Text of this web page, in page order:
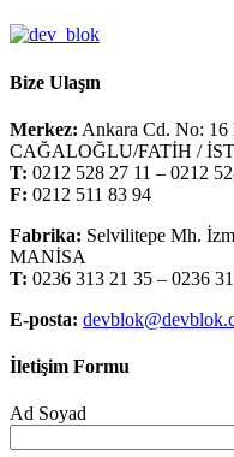
Bize Ulaşın
Merkez: Ankara Cd. No: 16
CAĞALOĞLU/FATİH /
T: 0212 528 27 11 – 0212
F: 0212 511 83 94
Fabrika: Selvilitepe Mh.
MANİSA
T: 0236 313 21 35 – 0236
E-posta:
İletişim Formu
Ad Soyad